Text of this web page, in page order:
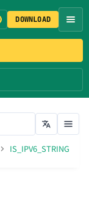
DOWNLOAD
IS_IPV6_STRING